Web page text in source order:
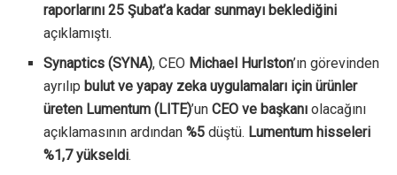
raporlarını 25 Şubat’a kadar sunmayı beklediğini
açıklamıştı.
Synaptics (SYNA), CEO Michael Hurlston’ın görevinden
ayrılıp bulut ve yapay zeka uygulamaları için ürünler
üreten Lumentum (LITE)’unCEO ve başkanı olacağını
açıklamasının ardından%5 düştü. Lumentum hisseleri
%1,7 yükseldi.